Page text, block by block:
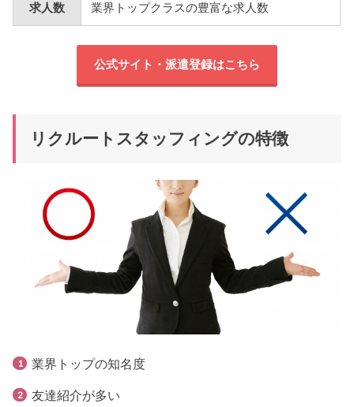
求人数 業界トップクラスの豊富な求人数
公式サイト・派遣登録はこちら
リクルートスタッフィングの特徴
業界トップの知名度
友達紹介が多い